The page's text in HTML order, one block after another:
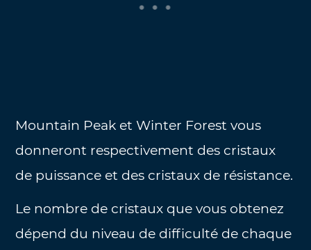
Mountain Peak et Winter Forest vous
donneront respectivement des cristaux
de puissance et des cristaux de résistance.
Le nombre de cristaux que vous obtenez
dépend du niveau de difficulté de chaque